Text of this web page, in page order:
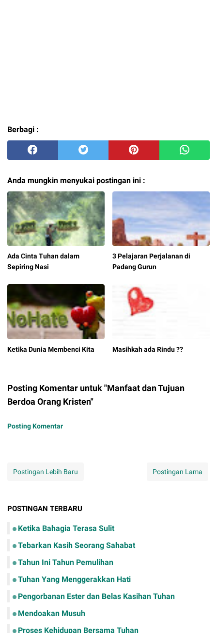
Berbagi :
Anda mungkin menyukai postingan ini :
Ada Cinta Tuhan dalam
Sepiring Nasi
3 Pelajaran Perjalanan di
Padang Gurun
Ketika Dunia Membenci Kita Masihkah ada Rindu ??
Posting Komentar untuk "Manfaat dan Tujuan
Berdoa Orang Kristen"
Posting Komentar
Postingan Lebih Baru Postingan Lama
POSTINGAN TERBARU
Ketika Bahagia Terasa Sulit
Tebarkan Kasih Seorang Sahabat
Tahun Ini Tahun Pemulihan
Tuhan Yang Menggerakkan Hati
Pengorbanan Ester dan Belas Kasihan Tuhan
Mendoakan Musuh
Proses Kehidupan Bersama Tuhan